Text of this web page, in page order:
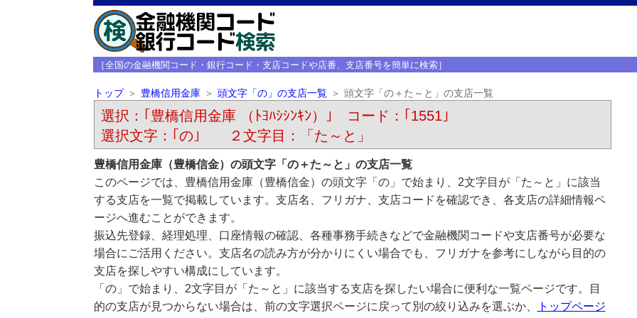
［全国の金融機関コード・銀行コード・支店コードや店番、支店番号を簡単に検索］
トップ 豊橋信用金庫 頭文字「の」の支店一覧 頭文字「の＋た～と」の支店一覧
選択：｢豊橋信用金庫 （ﾄﾖﾊｼｼﾝｷﾝ）｣ コード：｢1551｣
選択文字：｢の｣ ２文字目：「た～と」
豊橋信用金庫（豊橋信金）の頭文字「の＋た～と」の支店一覧
このページでは、豊橋信用金庫（豊橋信金）の頭文字「の」で始まり、2文字目が「た～と」に該当
する支店を一覧で掲載しています。支店名、フリガナ、支店コードを確認でき、各支店の詳細情報ペ
ージへ進むことができます。
振込先登録、経理処理、口座情報の確認、各種事務手続きなどで金融機関コードや支店番号が必要な
場合にご活用ください。支店名の読み方が分かりにくい場合でも、フリガナを参考にしながら目的の
支店を探しやすい構成にしています。
「の」で始まり、2文字目が「た～と」に該当する支店を探したい場合に便利な一覧ページです。目
的の支店が見つからない場合は、前の文字選択ページに戻って別の絞り込みを選ぶか、
トップページ